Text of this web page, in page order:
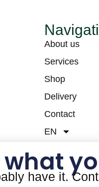
About us
Services
Shop
Delivery
Contact
EN
have it.